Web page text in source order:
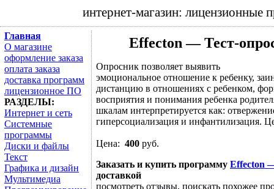
интернет-магазин:
Главная
О магазине
оформление заказа
оплата заказа
доставка программ
лицензионное ПО
РАЗДЕЛЫ:
Интернет и сеть
Системные
программы
Диски и файлы
Текст
Графика и дизайн
Мультимедиа
Effecton — Тест-
Опросник позволяет выявить
эмоциональное отношение к ребенку,
дистанцию в отношениях с ребенком,
восприятия и понимания ребенка
шкалам интерпретируется как:
гиперсоциализация и инфантилизация.
Цена: 400 руб.
Заказать и купить программу Effecton
доставкой
посмотреть отзывы, поискать похожее